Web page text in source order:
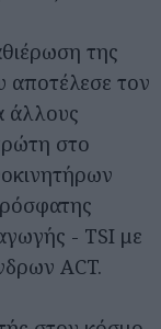
της
αποτέλεσε τον
άλλους
στο
- TSI με
ACT.